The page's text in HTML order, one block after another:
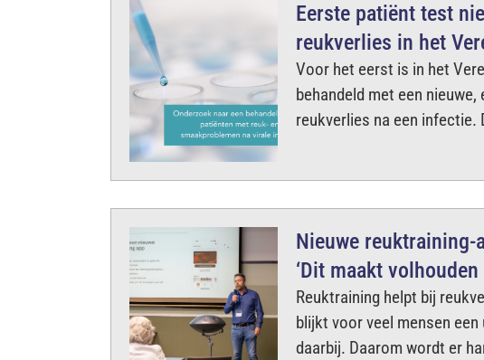
Eerste patiënt test
reukverlies in het
Voor het eerst is in het
behandeld met een
reukverlies na een infectie.
Nieuwe
‘Dit maakt
Reuktraining helpt bij
blijkt voor veel mensen
daarbij. Daarom wordt er